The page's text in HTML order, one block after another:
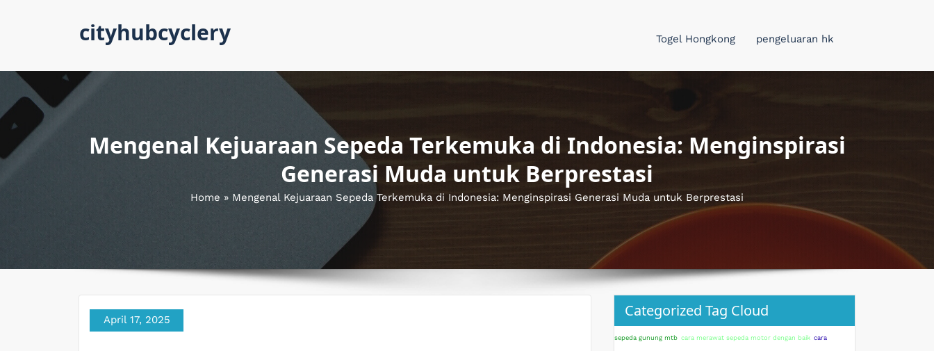
cityhubcyclery Togel Hongkong pengeluaran hk
Mengenal Kejuaraan Sepeda Terkemuka di Indonesia: Menginspirasi
Generasi Muda untuk Berprestasi
Home » Mengenal Kejuaraan Sepeda Terkemuka di Indonesia: Menginspirasi Generasi Muda untuk Berprestasi
April 17, 2025 Categorized Tag Cloud
sepeda gunung mtb cara merawat sepeda motor dengan baik cara